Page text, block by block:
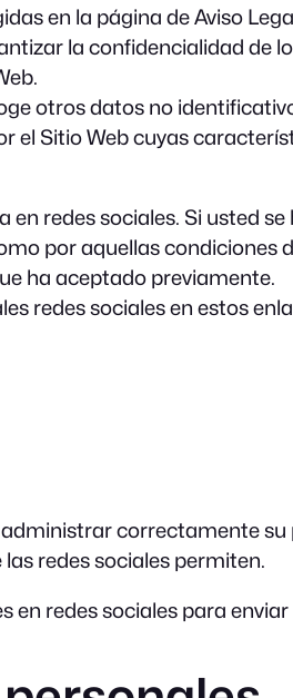
en la página de Aviso
la confidencialidad de
otros datos no
el Sitio Web cuyas
redes sociales. Si usted
por aquellas
ha aceptado previamente.
redes sociales en estos
correctamente
redes sociales permiten.
en redes sociales para